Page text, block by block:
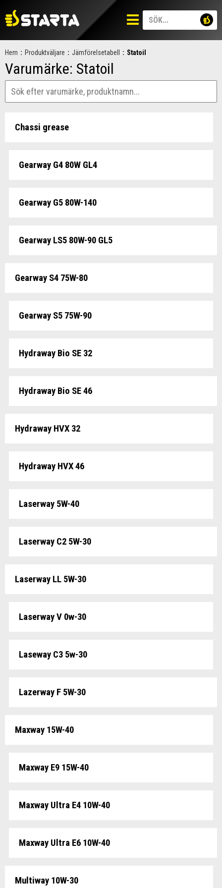
Hem : Produktväljare : Jämförelsetabell : Statoil
Varumärke: Statoil
Chassi grease
Gearway G4 80W GL4
Gearway G5 80W-140
Gearway LS5 80W-90 GL5
Gearway S4 75W-80
Gearway S5 75W-90
Hydraway Bio SE 32
Hydraway Bio SE 46
Hydraway HVX 32
Hydraway HVX 46
Laserway 5W-40
Laserway C2 5W-30
Laserway LL 5W-30
Laserway V 0w-30
Laseway C3 5w-30
Lazerway F 5W-30
Maxway 15W-40
Maxway E9 15W-40
Maxway Ultra E4 10W-40
Maxway Ultra E6 10W-40
Multiway 10W-30